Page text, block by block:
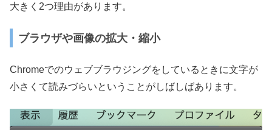
大きく2つ理由があります。
ブラウザや画像の拡大・縮小
Chromeでのウェブブラウジングをしているときに文字が
小さくて読みづらいということがしばしばあります。